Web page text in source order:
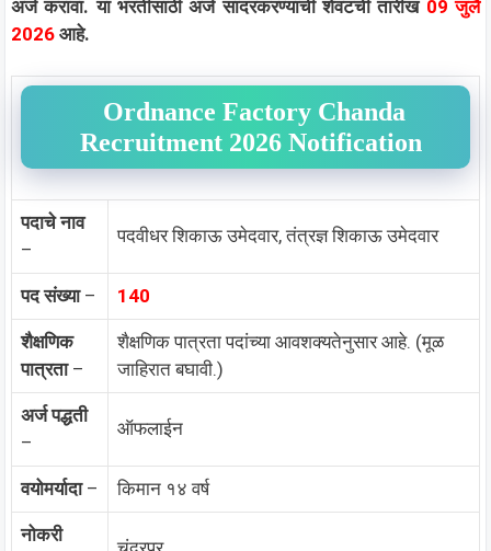
अर्ज करावा. या भरतीसाठी अर्ज सादरकरण्याची शेवटची तारीख 09 जुलै
2026 आहे.
Ordnance Factory Chanda
Recruitment 2026 Notification
पदाचे नाव
–
पदवीधर शिकाऊ उमेदवार, तंत्रज्ञ शिकाऊ उमेदवार
पद संख्या– 140
शैक्षणिक
पात्रता–
शैक्षणिक पात्रता पदांच्या आवशक्यतेनुसार आहे. (मूळ
जाहिरात बघावी.)
अर्ज पद्धती
–
ऑफलाईन
वयोमर्यादा– किमान १४ वर्ष
नोकरी